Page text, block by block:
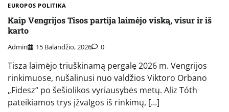
EUROPOS POLITIKA
Kaip Vengrijos Tisos partija laimėjo viską, visur ir iš
karto
Admin 15 Balandžio, 2026 0
Tisza laimėjo triuškinamą pergalę 2026 m. Vengrijos
rinkimuose, nušalinusi nuo valdžios Viktoro Orbano
„Fidesz“ po šešiolikos vyriausybės metų. Aliz Tóth
pateikiamos trys įžvalgos iš rinkimų, […]